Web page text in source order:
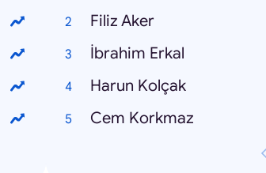
Filiz Aker
İbrahim Erkal
Harun Kolçak
Cem Korkmaz